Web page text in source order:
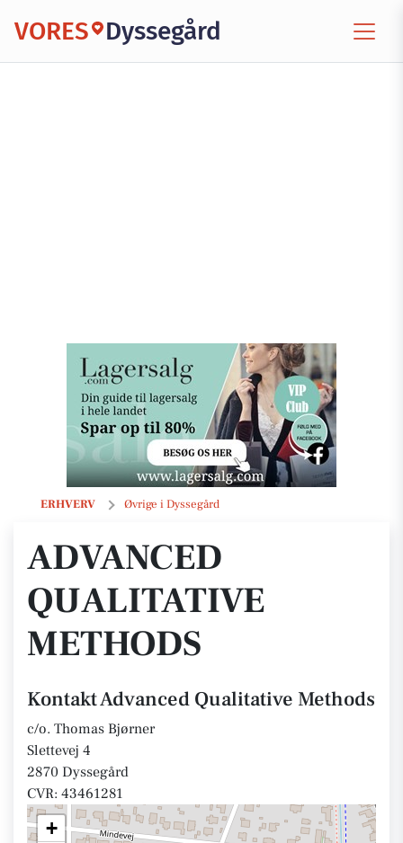
VORES Dyssegård
ERHVERV Øvrige i Dyssegård
Advanced Qualitative Methods
ADVANCED
QUALITATIVE
METHODS
Kontakt Advanced Qualitative Methods
c/o. Thomas Bjørner
Slettevej 4
2870 Dyssegård
CVR: 43461281
+